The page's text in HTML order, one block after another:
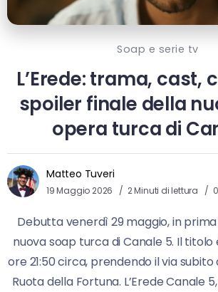
Soap e serie tv
L’Erede: trama, cast,
spoiler finale della
opera turca di
Matteo Tuveri
19 Maggio 2026 2 Minuti di lettura
Debutta venerdì 29 maggio, in prima
nuova soap turca di Canale 5. Il
ore 21:50 circa, prendendo il via subito
Ruota della Fortuna. L’Erede Canale